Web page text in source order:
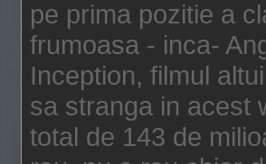
pe prima pozitie a
frumoasa - inca-
Inception, filmul
sa stranga in acest
total de 143 de